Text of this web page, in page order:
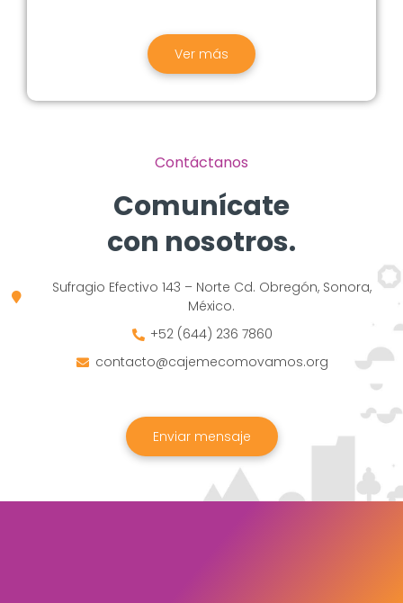
Ver más
Contáctanos
Comunícate
con nosotros.
Sufragio Efectivo 143 – Norte Cd. Obregón, Sonora,
México.
+52 (644) 236 7860
contacto@cajemecomovamos.org
Enviar mensaje